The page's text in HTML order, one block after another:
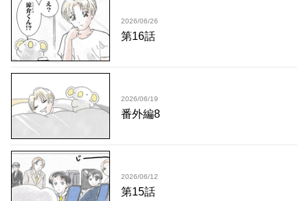
2026/06/26
第16話
2026/06/19
番外編8
2026/06/12
第15話